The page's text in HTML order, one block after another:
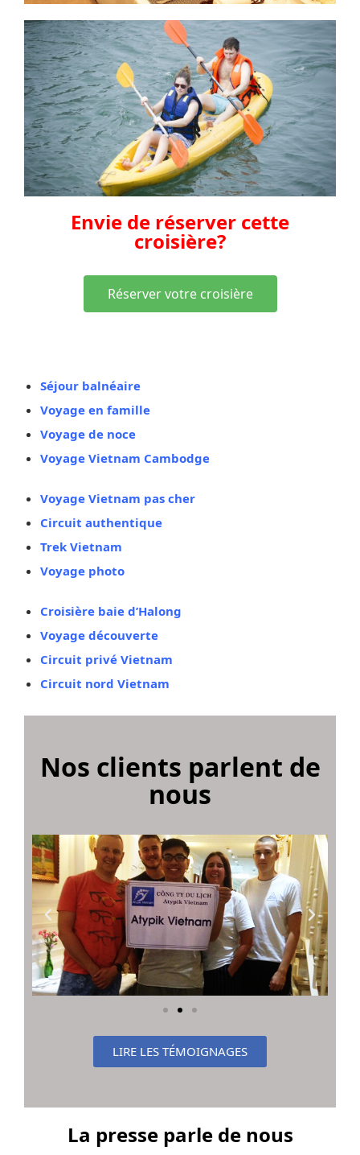
Envie de réserver cette
croisière?
Réserver votre croisière
Séjour balnéaire
Voyage en famille
Voyage de noce
Voyage Vietnam Cambodge
Voyage Vietnam pas cher
Circuit authentique
Trek Vietnam
Voyage photo
Croisière baie d’Halong
Voyage découverte
Circuit privé Vietnam
Circuit nord Vietnam
Nos clients parlent de
nous
LIRE LES TÉMOIGNAGES
La presse parle de nous